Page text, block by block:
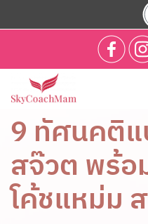
9 ทัศนคติ
สจ๊วต พร้อ
โค้ชแหม่ม